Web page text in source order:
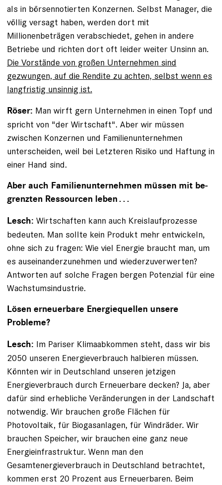
als in börsennotierten Konzernen. Selbst Manager, die
völlig versagt haben, werden dort mit
Millionenbeträgen verabschiedet, gehen in andere
Betriebe und richten dort oft leider weiter Unsinn an.
Die Vorstände von großen Unternehmen sind
gezwungen, auf die Rendite zu achten, selbst wenn es
langfristig unsinnig ist.
Röser: Man wirft gern Unternehmen in einen Topf und
spricht von "der Wirtschaft". Aber wir müssen
zwischen Konzernen und Familienunternehmen
unterscheiden, weil bei Letzteren Risiko und Haftung in
einer Hand sind.
Aber auch Familienunternehmen müssen mit be­
grenzten Ressourcen leben . . .
Lesch: Wirtschaften kann auch Kreislaufprozesse
bedeuten. Man sollte kein Produkt mehr entwickeln,
ohne sich zu fragen: Wie viel Energie braucht man, um
es auseinanderzunehmen und wiederzuverwerten?
Antworten auf solche Fragen bergen Potenzial für eine
Wachstumsindustrie.
Lösen erneuerbare Energiequellen unsere
Probleme?
Lesch: Im Pariser Klimaabkommen steht, dass wir bis
2050 unseren Energieverbrauch halbieren müssen.
Könnten wir in Deutschland unseren jetzigen
Energieverbrauch durch Erneuerbare decken? Ja, aber
dafür sind erhebliche Veränderungen in der Landschaft
notwendig. Wir brauchen große Flächen für
Photovoltaik, für Biogasanlagen, für Windräder. Wir
brauchen Speicher, wir ­brauchen eine ganz neue
Energieinfrastruktur. Wenn man den
Gesamtenergieverbrauch in Deutschland betrachtet,
kommen erst 20 Prozent aus Erneuerbaren. Beim